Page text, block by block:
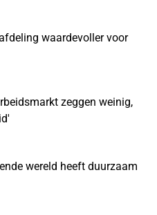
waardevoller voor
zeggen weinig,
wereld heeft duurzaam